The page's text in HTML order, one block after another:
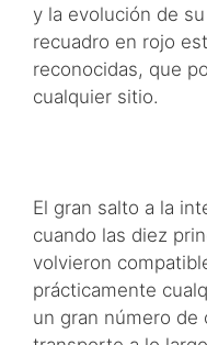
y la evolución de
recuadro en rojo
reconocidas, que
cualquier sitio.
El gran salto a la
cuando las diez
volvieron
prácticamente
un gran número de